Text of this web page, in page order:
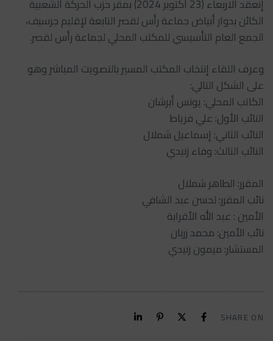
إنعقد الاربعاء (23 أكتوبر 2024) بمقر حزب الحركة الشعبية
الكائن بدوار أبياض جماعة رأس لقصر التابعة لإقليم جرسيف،
الجمع العام التأسيسي للمكتب المحلي لجماعة رأس لقصر.
وعرف اللقاء إنتخاب المكتب المسير بالتصويت المباشر وهو
على الشكل التالي:
الكاتب المحلي: يونس أبرشان
النائب الأول: علي فرياط
النائب الثاني: إسماعيل شملال
النائب التالث: وفاء زنيدي
المقرر: الطاهر شملال
نائب المقرر: لحسن عبد الشافي
الأمين : عبد الله الأقرابة
نائب الأمين: محمد زربان
المستشار: ميمون زنيدي
SHARE ON